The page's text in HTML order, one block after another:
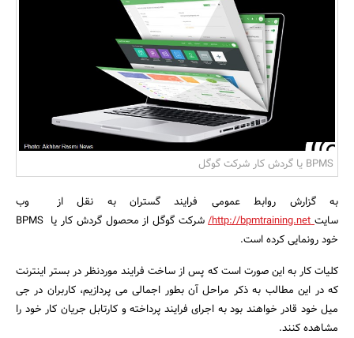
BPMS یا گردش کار شرکت گوگل
به گزارش روابط عمومی فرایند گستران به نقل از وب
سایتhttp://bpmtraining.net/
شرکت گوگل از محصول گردش کار یا BPMS
خود رونمایی کرده است.
کلیات کار به این صورت است که پس از ساخت فرایند موردنظر در بستر اینترنت
که در این مطالب به ذکر مراحل آن بطور اجمالی می پردازیم، کاربران در جی
میل خود قادر خواهند بود به اجرای فرایند پرداخته و کارتابل جریان کار خود را
مشاهده کنند.